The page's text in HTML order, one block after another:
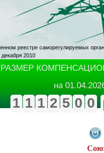
реестре саморегулируемых
2010
РАЗМЕР
на
1 1 1 2 5 0 0